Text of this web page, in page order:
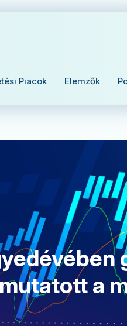
Piacok Elemzők
a